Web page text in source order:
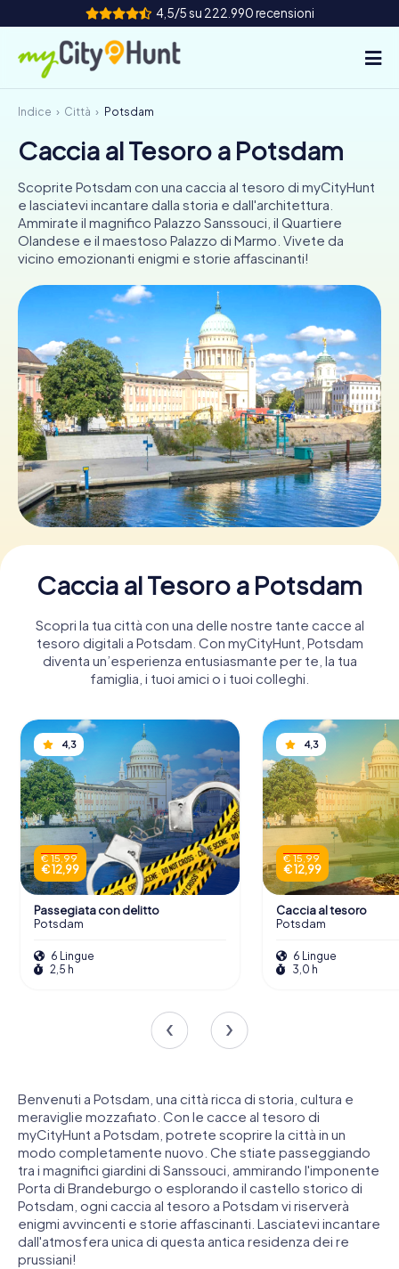
4,5/5 su 222.990 recensioni
Come funziona
Città
Tour
Team Building
Biglietti
CH
DE
ES
UK
IE
IT
NL
Prenota Biglietti
Acquista i Voucher
Indice Città Potsdam
Caccia al Tesoro a Potsdam
Scoprite Potsdam con una caccia al tesoro di myCityHunt
e lasciatevi incantare dalla storia e dall'architettura.
Ammirate il magnifico Palazzo Sanssouci, il Quartiere
Olandese e il maestoso Palazzo di Marmo. Vivete da
vicino emozionanti enigmi e storie affascinanti!
Caccia al Tesoro a Potsdam
Scopri la tua città con una delle nostre tante cacce al
tesoro digitali a Potsdam. Con myCityHunt, Potsdam
diventa un’esperienza entusiasmante per te, la tua
famiglia, i tuoi amici o i tuoi colleghi.
4,3
€ 15,99
€ 12,99
Passegiata con delitto
Potsdam
6 Lingue
2,5 h
4,3
€ 15,99
€ 12,99
Caccia al tesoro
Potsdam
6 Lingue
3,0 h
Benvenuti a Potsdam, una città ricca di storia, cultura e
meraviglie mozzafiato. Con le cacce al tesoro di
myCityHunt a Potsdam, potrete scoprire la città in un
modo completamente nuovo. Che stiate passeggiando
tra i magnifici giardini di Sanssouci, ammirando l'imponente
Porta di Brandeburgo o esplorando il castello storico di
Potsdam, ogni caccia al tesoro a Potsdam vi riserverà
enigmi avvincenti e storie affascinanti. Lasciatevi incantare
dall'atmosfera unica di questa antica residenza dei re
prussiani!